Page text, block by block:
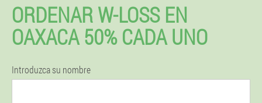
ORDENAR W-LOSS EN
OAXACA 50% CADA UNO
Introduzca su nombre